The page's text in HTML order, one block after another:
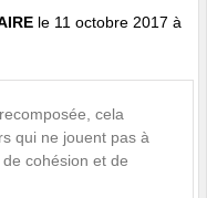
le 11 octobre 2017 à
cela
qui ne jouent pas à
cohésion et de